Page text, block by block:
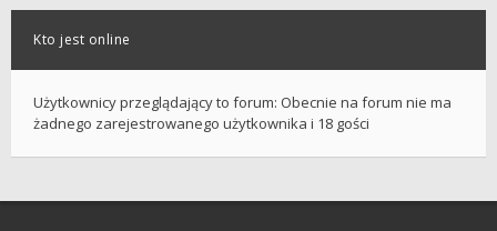
Kto jest online
Użytkownicy przeglądający to forum: Obecnie na forum nie ma
żadnego zarejestrowanego użytkownika i 18 gości